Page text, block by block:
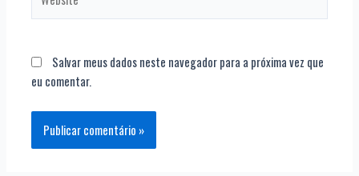
Salvar meus dados neste navegador para a próxima vez que
eu comentar.